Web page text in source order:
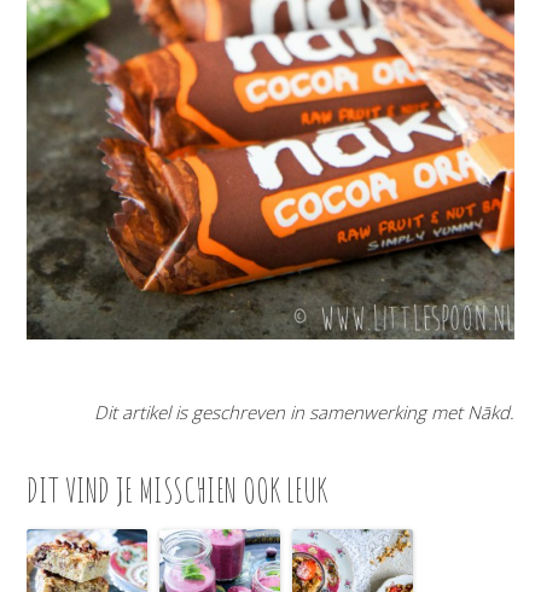
Dit artikel is geschreven in samenwerking met Nākd.
DIT VIND JE MISSCHIEN OOK LEUK